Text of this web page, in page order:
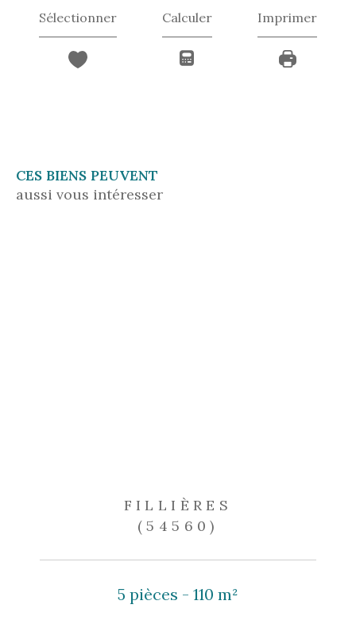
Sélectionner Calculer Imprimer
CES BIENS PEUVENT
aussi vous intéresser
FILLIÈRES
(54560)
5 pièces - 110 m²